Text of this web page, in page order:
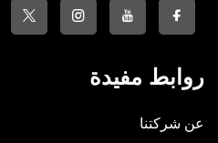
روابط مفيدة
عن شركتنا